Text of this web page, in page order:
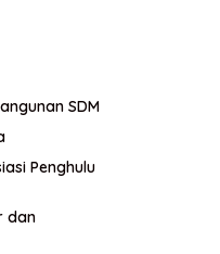
SDM
Penghulu
dan